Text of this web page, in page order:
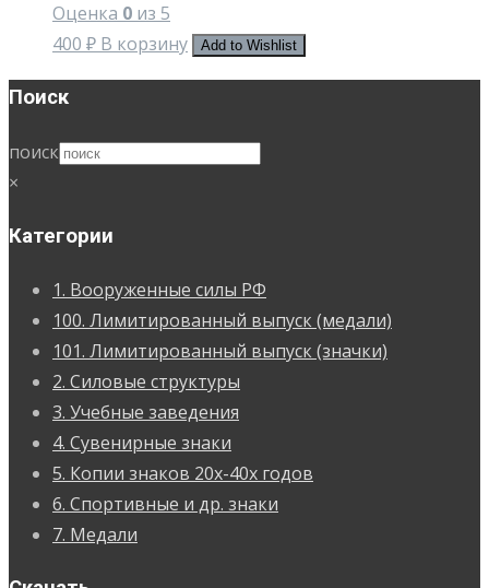
Оценка 0 из 5
400 ₽ В корзину Add to Wishlist
Поиск
поиск
×
Категории
1. Вооруженные силы РФ
100. Лимитированный выпуск (медали)
101. Лимитированный выпуск (значки)
2. Силовые структуры
3. Учебные заведения
4. Сувенирные знаки
5. Копии знаков 20х-40х годов
6. Спортивные и др. знаки
7. Медали